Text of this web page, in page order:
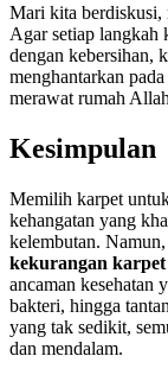
Mari kita berdiskusi,
Agar setiap langkah
dengan kebersihan,
menghantarkan
merawat rumah
Kesimpulan
Memilih karpet
kehangatan yang
kelembutan.
kekurangan karpet
ancaman kesehatan
bakteri, hingga
yang tak sedikit,
dan mendalam.